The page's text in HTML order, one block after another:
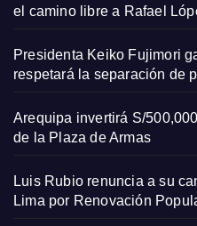
el camino libre a Rafael
Presidenta Keiko Fujimori
respetará la separación de
Arequipa invertirá S/
de la Plaza de Armas
Luis Rubio renuncia a su
Lima por Renovación